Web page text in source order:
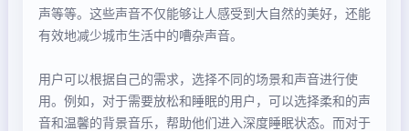
声等等。这些声音不仅能够让人感受到大自然的美好，还能
有效地减少城市生活中的嘈杂声音。
用户可以根据自己的需求，选择不同的场景和声音进行使
用。例如，对于需要放松和睡眠的用户，可以选择柔和的声
音和温馨的背景音乐，帮助他们进入深度睡眠状态。而对于